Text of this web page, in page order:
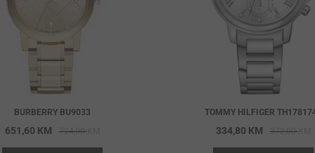
BURBERRY BU9033
724,00KM
price
651,60 KM
price
TOMMY HILFIGER
372,00KM
334,80 KM